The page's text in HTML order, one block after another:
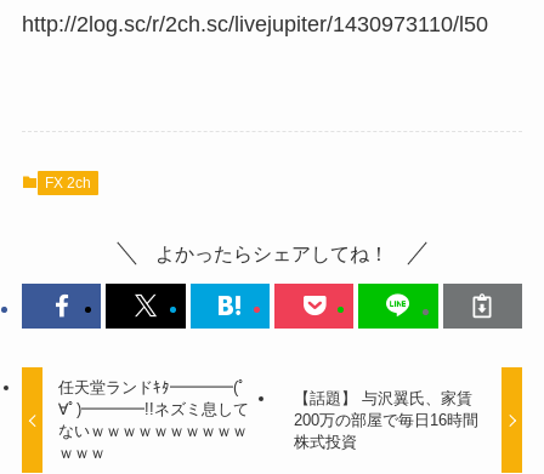
http://2log.sc/r/2ch.sc/livejupiter/1430973110/l50
FX 2ch
よかったらシェアしてね！
任天堂ランドｷﾀ━━━━(ﾟ
∀ﾟ)━━━━!!ネズミ息して
ないｗｗｗｗｗｗｗｗｗｗ
ｗｗｗ
【話題】 与沢翼氏、家賃
200万の部屋で毎日16時間
株式投資